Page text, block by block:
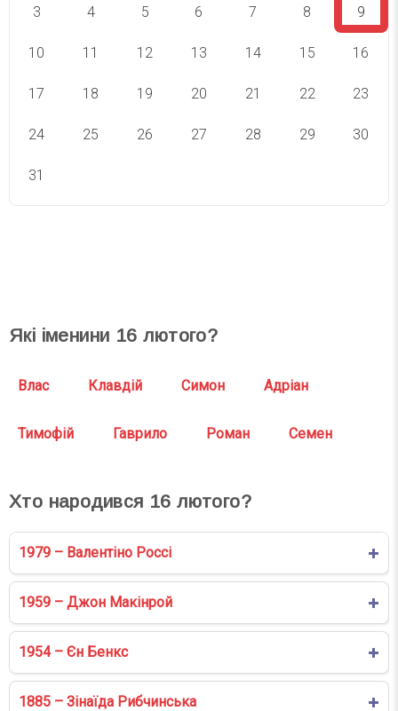
3 4 5 6 7 8 9
10 11 12 13 14 15 16
17 18 19 20 21 22 23
24 25 26 27 28 29 30
31
Які іменини 16 лютого?
Влас Клавдій Симон Адріан
Тимофій Гаврило Роман Семен
Хто народився 16 лютого?
1979 – Валентіно Россі
1959 – Джон Макінрой
1954 – Єн Бенкс
1885 – Зінаїда Рибчинська